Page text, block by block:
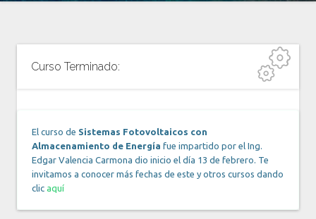
Curso Terminado:
El curso de Sistemas Fotovoltaicos con
Almacenamiento de Energía fue impartido por el Ing.
Edgar Valencia Carmona dio inicio el día 13 de febrero. Te
invitamos a conocer más fechas de este y otros cursos dando
clic aquí